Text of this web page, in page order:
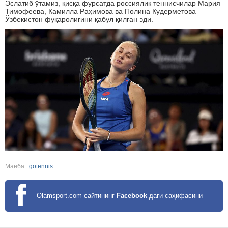
Эслатиб ўтамиз, қисқа фурсатда россиялик теннисчилар Мария
Тимофеева, Камилла Раҳимова ва Полина Кудерметова
Ўзбекистон фуқаролигини қабул қилган эди.
Манба : gotennis
Olamsport.com сайтининг Facebook даги саҳифасини